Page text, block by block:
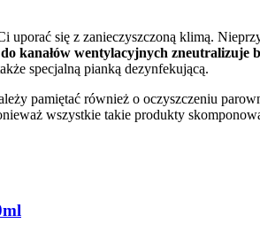
się z zanieczyszczoną klimą.
kanałów wentylacyjnych
specjalną pianką dezynfekującą.
pamiętać również o oczyszczeniu
wszystkie takie produkty